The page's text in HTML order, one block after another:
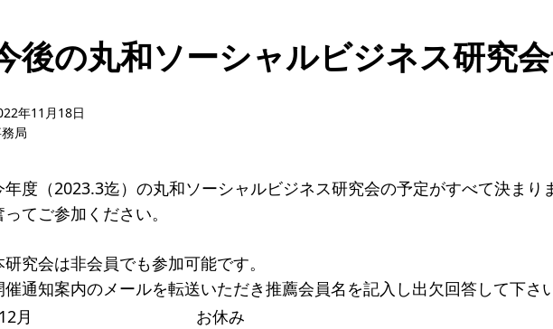
みなさんへ
理念 沿革
組織
ス支援
事業方針 募集要項 ソーシャル
ス研究会
研究会のねらい
後の丸和ソーシャルビジネス研究
年11月18日
局
年度（2023.3迄）の丸和ソーシャルビジネス研究会の予定がすべて決まり
ってご参加ください。
研究会は非会員でも参加可能です。
催通知案内のメールを転送いただき推薦会員名を記入し出欠回答して下さ
12月
お休み